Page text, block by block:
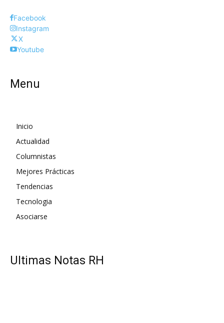
Facebook
Instagram
X
Youtube
Menu
Inicio
Actualidad
Columnistas
Mejores Prácticas
Tendencias
Tecnologia
Asociarse
UItimas Notas RH